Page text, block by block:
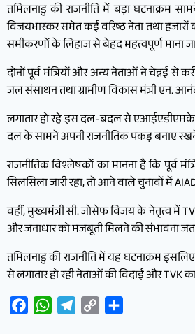
तमिलनाडु की राजनीति में बड़ा घटनाक्रम
विजयभास्कर समेत कई वरिष्ठ नेता तथा
समीकरणों के लिहाज से बेहद महत्वपूर्ण माना जा
दोनों पूर्व मंत्रियों और अन्य नेताओं ने चेन्नई से
जल संसाधन तथा ग्रामीण विकास मंत्री एन.
लगातार हो रहे इस दल-बदल से एआईएडीएमके
दल के सामने अपनी राजनीतिक पकड़ बनाए
राजनीतिक विश्लेषकों का मानना है कि पूर्व
सिलसिला जारी रहा, तो आने वाले चुनावों में
वहीं, मुख्यमंत्री सी. जोसेफ विजय के नेतृत्व में
और जनाधार को मजबूती मिलने की संभावना
तमिलनाडु की राजनीति में यह घटनाक्रम
से लगातार हो रही नेताओं की विदाई और TVK
FacebookWhatsAppTelegram
Copy